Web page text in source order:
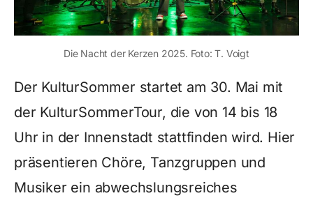
Die Nacht der Kerzen 2025. Foto: T. Voigt
Der KulturSommer startet am 30. Mai mit
der KulturSommerTour, die von 14 bis 18
Uhr in der Innenstadt stattfinden wird. Hier
präsentieren Chöre, Tanzgruppen und
Musiker ein abwechslungsreiches